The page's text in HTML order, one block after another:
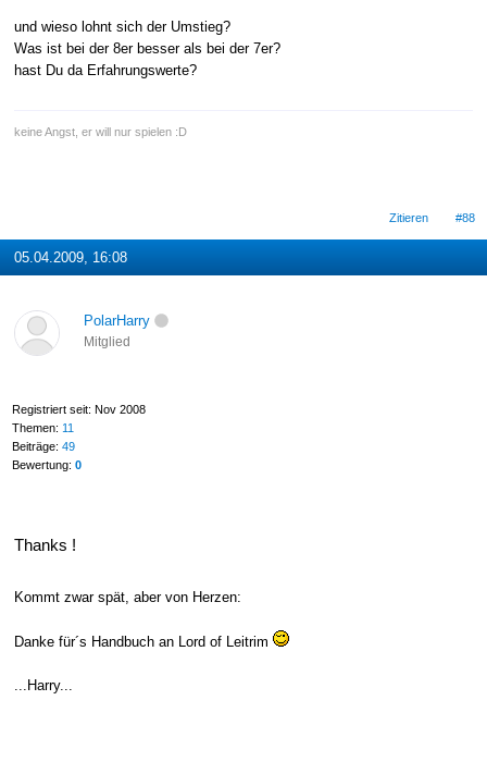
und wieso lohnt sich der Umstieg?
Was ist bei der 8er besser als bei der 7er?
hast Du da Erfahrungswerte?
keine Angst, er will nur spielen :D
Zitieren #88
05.04.2009, 16:08
PolarHarry
Mitglied
Registriert seit: Nov 2008
Themen: 11
Beiträge: 49
Bewertung: 0
Thanks !
Kommt zwar spät, aber von Herzen:
Danke für´s Handbuch an Lord of Leitrim
...Harry...